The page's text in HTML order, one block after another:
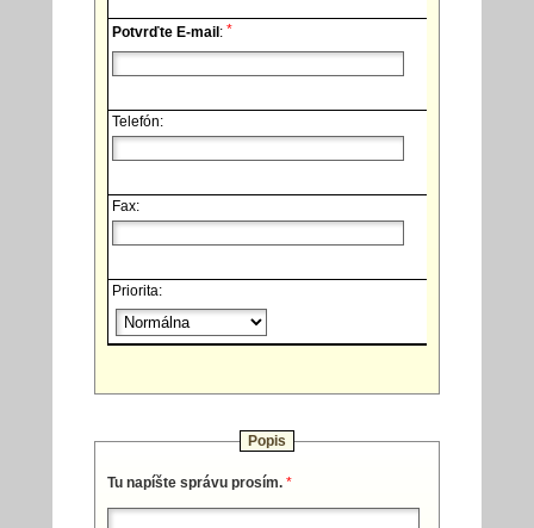
Potvrďte E-mail: *
Telefón:
Fax:
Priorita:
Popis
Tu napíšte správu prosím. *